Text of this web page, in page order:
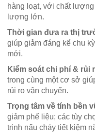
hàng loạt, với chất
lượng lớn.
Thời gian đưa ra thị
giúp giảm đáng kể chu
mới.
Kiểm soát chi phí & rủi
trong cùng một cơ sở
rủi ro vận chuyển.
Trọng tâm về tính bền
giảm phế liệu; các tùy
trình nấu chảy tiết kiệm